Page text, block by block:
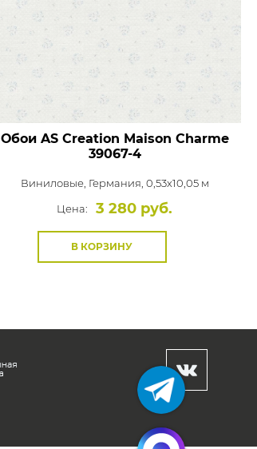
Обои AS Creation Maison Charme
39067-4
Виниловые, Германия, 0,53x10,05 м
Цена:
3 280 руб.
В КОРЗИНУ